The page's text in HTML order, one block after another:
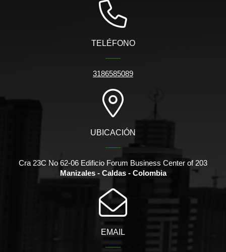
TELÉFONO
3186585089
UBICACIÓN
Cra 23C No 62-06 Edificio Forum Business Center of 203
Manizales - Caldas - Colombia
EMAIL